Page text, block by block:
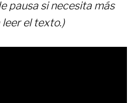
pausa si necesita más
el texto.)